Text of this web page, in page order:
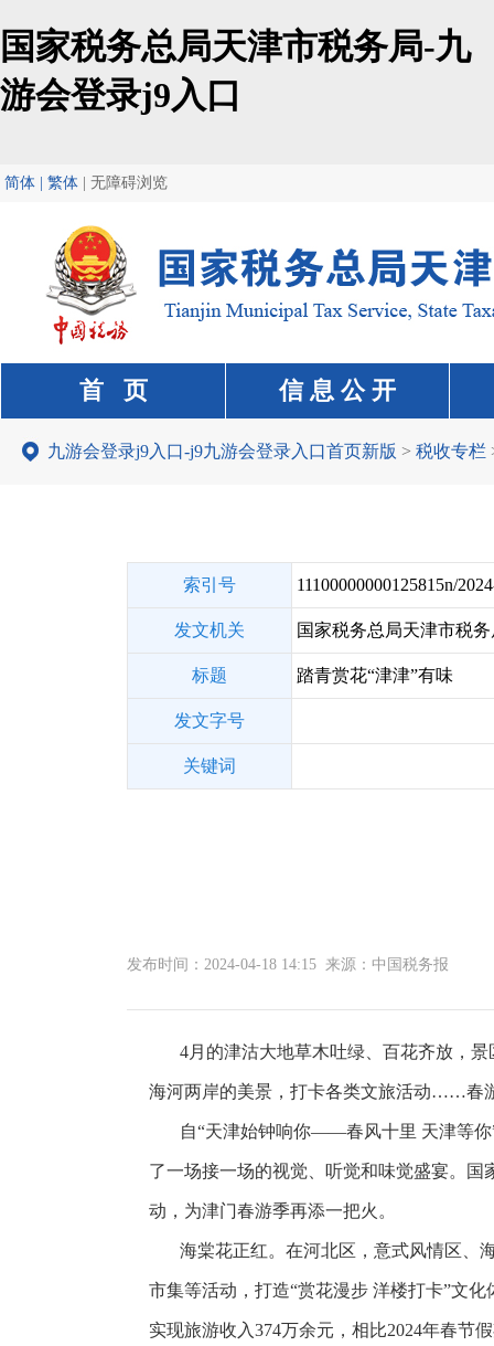
国家税务总局天津市税务局-九
游会登录j9入口
简体 | 繁体 无障碍浏览
首 页 信 息 公 开
九游会登录j9入口-j9九游会登录入口首页新版 > 税收专栏
索引号 11100000000125815n/
发文机关 国家税务总局天津市税务
标题 踏青赏花“津津”有味
发文字号
关键词
发布时间：2024-04-18 14:15 来源：中国税务报
4月的津沽大地草木吐绿、百花齐放，景
海河两岸的美景，打卡各类文旅活动……春
自“天津始钟响你——春风十里 天津等你”
了一场接一场的视觉、听觉和味觉盛宴。
动，为津门春游季再添一把火。
海棠花正红。在河北区，意式风情区、
市集等活动，打造“赏花漫步 洋楼打卡”文
实现旅游收入374万余元，相比2024年春节